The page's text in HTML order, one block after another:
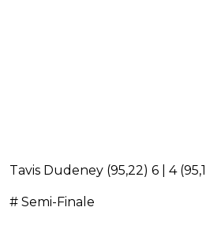
Tavis Dudeney (95,22) 6 | 4
# Semi-Finale